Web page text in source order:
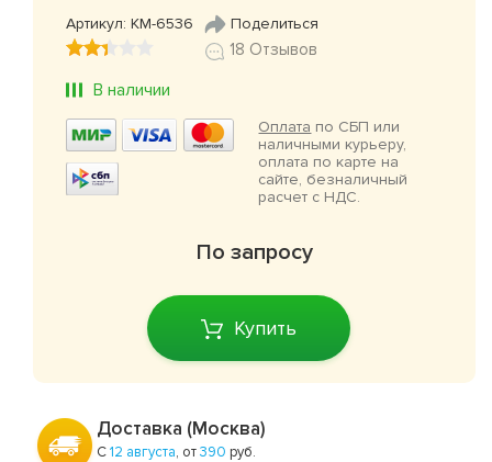
Артикул: КМ-6536 Поделиться
18 Отзывов
В наличии
Оплата по СБП или
наличными курьеру,
оплата по карте на
сайте, безналичный
расчет с НДС.
По запросу
Купить
Доставка (Москва)
С12 августа, от390 руб.